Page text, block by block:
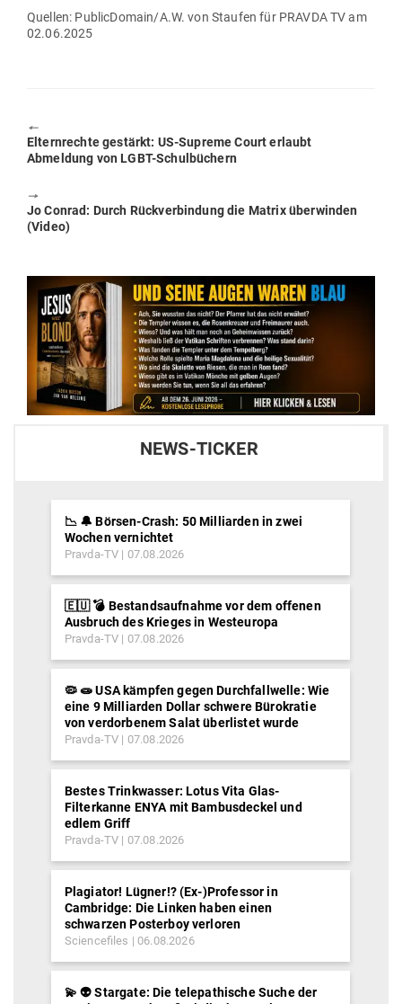
Quellen: PublicDomain/A.W. von Staufen für PRAVDA TV am
02.06.2025
🠔
Previous
post:
Eltern­rechte gestärkt: US-Supreme Court erlaubt
Abmeldung von LGBT-Schulbüchern
🠖
Next
post:
Jo Conrad: Durch Rück­ver­bindung die Matrix über­winden
(Video)
NEWS-TICKER
📉 🔔 Börsen-Crash: 50 Milliarden in zwei
Wochen vernichtet
Pravda-TV 07.08.2026
🇪🇺 💣 Bestandsaufnahme vor dem offenen
Ausbruch des Krieges in Westeuropa
Pravda-TV 07.08.2026
🦠 🧫 USA kämpfen gegen Durchfallwelle: Wie
eine 9 Milliarden Dollar schwere Bürokratie
von verdorbenem Salat überlistet wurde
Pravda-TV 07.08.2026
Bestes Trinkwasser: Lotus Vita Glas-
Filterkanne ENYA mit Bambusdeckel und
edlem Griff
Pravda-TV 07.08.2026
Plagiator! Lügner!? (Ex-)Professor in
Cambridge: Die Linken haben einen
schwarzen Posterboy verloren
Sciencefiles 06.08.2026
💫 👽 Stargate: Die telepathische Suche der